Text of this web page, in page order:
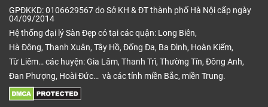
Mặt bậc cầu thang nhựa giả gỗ đặc
GPĐKKD: 0106629567 do Sở KH & ĐT thành phố Hà Nội cấp ngày
04/09/2014
Hệ thống đại lý Sàn Đẹp có tại các quận: Long Biên,
Hà Đông, Thanh Xuân, Tây Hồ, Đống Đa, Ba Đình, Hoàn Kiếm,
Từ Liêm… các huyện: Gia Lâm, Thanh Trì, Thường Tín, Đông Anh,
Đan Phượng, Hoài Đức… và các tỉnh miền Bắc, miền Trung.